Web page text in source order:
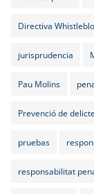
Directiva
jurisprudencia
Pau Molins
Prevenció de
pruebas
responsabilitat